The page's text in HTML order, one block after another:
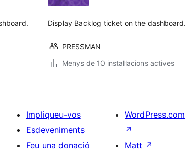
Display Backlog ticket on the dashboard.
PRESSMAN
Menys de 10 instal·lacions actives
Impliqueu-vos
Esdeveniments
Feu una donació
WordPress.com
↗
Matt ↗